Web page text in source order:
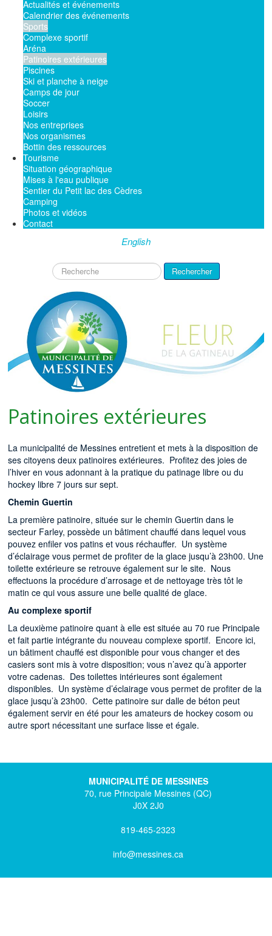
Actualités et événements
Calendrier des événements
Sports
Complexe sportif
Aréna
Patinoires extérieures
Piscines
Ski et planche à neige
Camps de jour
Soccer
Loisirs
Nos entreprises
Nos organismes
Bottin des ressources
Tourisme
Situation géographique
Mises à l'eau publique
Sentier du Petit lac des Cèdres
Camping
Photos et vidéos
Contact
English
Rechercher Rechercher
Patinoires extérieures
La municipalité de Messines entretient et mets à la disposition de
ses citoyens deux patinoires extérieures. Profitez des joies de
l’hiver en vous adonnant à la pratique du patinage libre ou du
hockey libre 7 jours sur sept.
Chemin Guertin
La première patinoire, située sur le chemin Guertin dans le
secteur Farley, possède un bâtiment chauffé dans lequel vous
pouvez enfiler vos patins et vous réchauffer. Un système
d’éclairage vous permet de profiter de la glace jusqu’à 23h00. Une
toilette extérieure se retrouve également sur le site. Nous
effectuons la procédure d’arrosage et de nettoyage très tôt le
matin ce qui vous assure une belle qualité de glace.
Au complexe sportif
La deuxième patinoire quant à elle est située au 70 rue Principale
et fait partie intégrante du nouveau complexe sportif. Encore ici,
un bâtiment chauffé est disponible pour vous changer et des
casiers sont mis à votre disposition; vous n’avez qu’à apporter
votre cadenas. Des toilettes intérieures sont également
disponibles. Un système d’éclairage vous permet de profiter de la
glace jusqu’à 23h00. Cette patinoire sur dalle de béton peut
également servir en été pour les amateurs de hockey cosom ou
autre sport nécessitant une surface lisse et égale.
MUNICIPALITÉ DE MESSINES
70, rue Principale Messines (QC)
J0X 2J0
819-465-2323
info@messines.ca